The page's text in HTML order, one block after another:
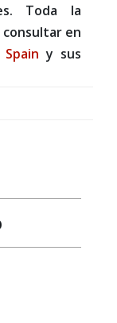
Toda la
en
y sus